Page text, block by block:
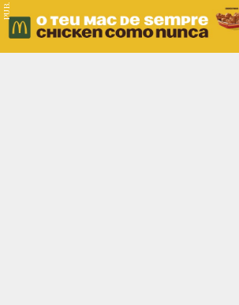
PUB.